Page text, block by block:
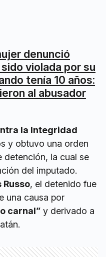
denunció
violada por su
tenía 10 años:
al abusador
la Integridad
y obtuvo una orden
detención, la cual se
del imputado.
Russo, el detenido fue
una causa por
carnal” y derivado a